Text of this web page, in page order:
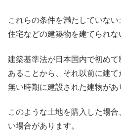
これらの条件を満たしていな
住宅などの建築物を建てられな
建築基準法が日本国内で初め
あることから、それ以前に建
無い時期に建設された建物があ
このような土地を購入した場
い場合があります。